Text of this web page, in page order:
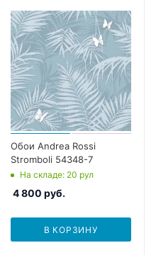
Обои Andrea Rossi
Stromboli 54348-7
На складе: 20 рул
4 800 руб.
В КОРЗИНУ